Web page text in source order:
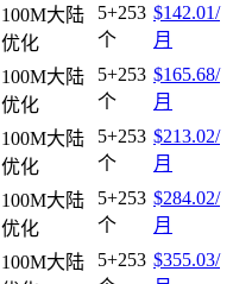
100M大陆
优化
5+253
个
$142.01/
月
100M大陆
优化
5+253
个
$165.68/
月
100M大陆
优化
5+253
个
$213.02/
月
100M大陆
优化
5+253
个
$284.02/
月
100M大陆
5+253 $355.03/